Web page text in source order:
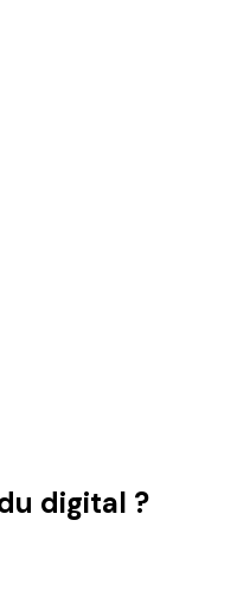
digital ?